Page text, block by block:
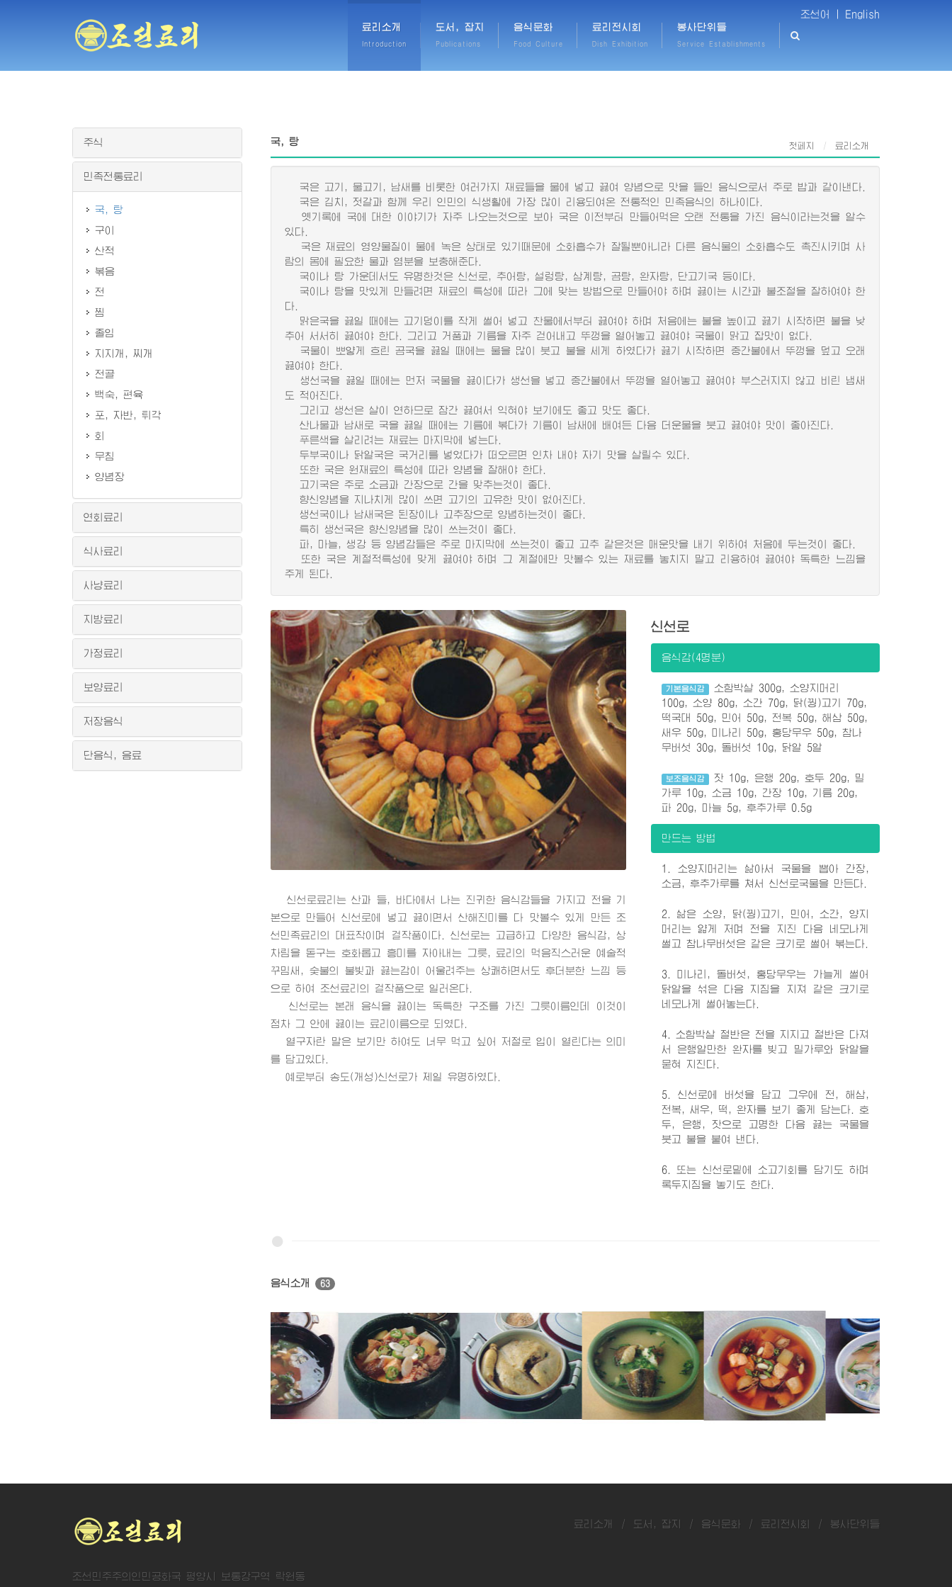
조선어 | English
료리소개
Introduction
도서, 잡지
Publications
음식문화
Food Culture
료리전시회
Dish Exhibition
봉사단위들
Service Establishments
국, 탕 첫페지 료리소개
국은 고기, 물고기, 남새를 비롯한 여러가지 재료들을 물에 넣고 끓여 양념으로 맛을 들인 음식으로서 주로 밥과 같이낸다.
국은 김치, 젓갈과 함께 우리 인민의 식생활에 가장 많이 리용되여온 전통적인 민족음식의 하나이다.
옛기록에 국에 대한 이야기가 자주 나오는것으로 보아 국은 이전부터 만들어먹은 오랜 전통을 가진 음식이라는것을 알수
있다.
국은 재료의 영양물질이 물에 녹은 상태로 있기때문에 소화흡수가 잘될뿐아니라 다른 음식물의 소화흡수도 촉진시키며 사
람의 몸에 필요한 물과 염분을 보충해준다.
국이나 탕 가운데서도 유명한것은 신선로, 추어탕, 설렁탕, 삼계탕, 곰탕, 완자탕, 단고기국 등이다.
국이나 탕을 맛있게 만들려면 재료의 특성에 따라 그에 맞는 방법으로 만들어야 하며 끓이는 시간과 불조절을 잘하여야 한
다.
맑은국을 끓일 때에는 고기덩이를 작게 썰어 넣고 찬물에서부터 끓여야 하며 처음에는 불을 높이고 끓기 시작하면 불을 낮
추어 서서히 끓여야 한다. 그리고 거품과 기름을 자주 걷어내고 뚜껑을 열어놓고 끓여야 국물이 맑고 잡맛이 없다.
국물이 뽀얗게 흐린 곰국을 끓일 때에는 물을 많이 붓고 불을 세게 하였다가 끓기 시작하면 중간불에서 뚜껑을 덮고 오래
끓여야 한다.
생선국을 끓일 때에는 먼저 국물을 끓이다가 생선을 넣고 중간불에서 뚜껑을 열어놓고 끓여야 부스러지지 않고 비린 냄새
도 적어진다.
그리고 생선은 살이 연하므로 잠간 끓여서 익혀야 보기에도 좋고 맛도 좋다.
산나물과 남새로 국을 끓일 때에는 기름에 볶다가 기름이 남새에 배여든 다음 더운물을 붓고 끓여야 맛이 좋아진다.
푸른색을 살리려는 재료는 마지막에 넣는다.
두부국이나 닭알국은 국거리를 넣었다가 떠오르면 인차 내야 자기 맛을 살릴수 있다.
또한 국은 원재료의 특성에 따라 양념을 잘해야 한다.
고기국은 주로 소금과 간장으로 간을 맞추는것이 좋다.
향신양념을 지나치게 많이 쓰면 고기의 고유한 맛이 없어진다.
생선국이나 남새국은 된장이나 고추장으로 양념하는것이 좋다.
특히 생선국은 향신양념을 많이 쓰는것이 좋다.
파, 마늘, 생강 등 양념감들은 주로 마지막에 쓰는것이 좋고 고추 같은것은 매운맛을 내기 위하여 처음에 두는것이 좋다.
또한 국은 계절적특성에 맞게 끓여야 하며 그 계절에만 맛볼수 있는 재료를 놓치지 말고 리용하여 끓여야 독특한 느낌을
주게 된다.
신선로료리는 산과 들, 바다에서 나는 진귀한 음식감들을 가지고 전을 기
본으로 만들어 신선로에 넣고 끓이면서 산해진미를 다 맛볼수 있게 만든 조
선민족료리의 대표작이며 걸작품이다. 신선로는 고급하고 다양한 음식감, 상
차림을 돋구는 호화롭고 흥미를 자아내는 그릇, 료리의 먹음직스러운 예술적
꾸밈새, 숯불의 불빛과 끓는감이 어울려주는 상쾌하면서도 후더분한 느낌 등
으로 하여 조선료리의 걸작품으로 일러온다.
신선로는 본래 음식을 끓이는 독특한 구조를 가진 그릇이름인데 이것이
점차 그 안에 끓이는 료리이름으로 되였다.
열구자란 말은 보기만 하여도 너무 먹고 싶어 저절로 입이 열린다는 의미
를 담고있다.
예로부터 송도(개성)신선로가 제일 유명하였다.
신선로
음식감(4명분)
기본음식감
소함박살 300g, 소양지머리
100g, 소양 80g, 소간 70g, 닭(꿩)고기 70g,
떡국대 50g, 민어 50g, 전복 50g, 해삼 50g,
새우 50g, 미나리 50g, 홍당무우 50g, 참나
무버섯 30g, 돌버섯 10g, 닭알 5알
보조음식감
잣 10g, 은행 20g, 호두 20g, 밀
가루 10g, 소금 10g, 간장 10g, 기름 20g,
파 20g, 마늘 5g, 후추가루 0.5g
만드는 방법
1. 소양지머리는 삶아서 국물을 뽑아 간장,
소금, 후추가루를 쳐서 신선로국물을 만든다.
2. 삶은 소양, 닭(꿩)고기, 민어, 소간, 양지
머리는 얇게 저며 전을 지진 다음 네모나게
썰고 참나무버섯은 같은 크기로 썰어 볶는다.
3. 미나리, 돌버섯, 홍당무우는 가늘게 썰어
닭알을 섞은 다음 지짐을 지져 같은 크기로
네모나게 썰어놓는다.
4. 소함박살 절반은 전을 지지고 절반은 다져
서 은행알만한 완자를 빚고 밀가루와 닭알을
묻혀 지진다.
5. 신선로에 버섯을 담고 그우에 전, 해삼,
전복, 새우, 떡, 완자를 보기 좋게 담는다. 호
두, 은행, 잣으로 고명한 다음 끓는 국물을
붓고 불을 붙여 낸다.
6. 또는 신선로밑에 소고기회를 담기도 하며
록두지짐을 놓기도 한다.
음식소개 63
주식
민족전통료리
국, 탕
구이
산적
볶음
전
찜
졸임
지지개, 찌개
전골
백숙, 편육
포, 자반, 튀각
회
무침
양념장
연회료리
식사료리
사냥료리
지방료리
가정료리
보양료리
저장음식
단음식, 음료
조선민주주의인민공화국 평양시 보통강구역 락원동
료리소개 / 도서, 잡지 / 음식문화 / 료리전시회 / 봉사단위들